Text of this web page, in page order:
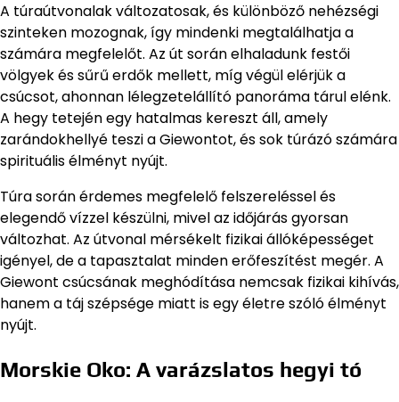
A túraútvonalak változatosak, és különböző nehézségi
szinteken mozognak, így mindenki megtalálhatja a
számára megfelelőt. Az út során elhaladunk festői
völgyek és sűrű erdők mellett, míg végül elérjük a
csúcsot, ahonnan lélegzetelállító panoráma tárul elénk.
A hegy tetején egy hatalmas kereszt áll, amely
zarándokhellyé teszi a Giewontot, és sok túrázó számára
spirituális élményt nyújt.
Túra során érdemes megfelelő felszereléssel és
elegendő vízzel készülni, mivel az időjárás gyorsan
változhat. Az útvonal mérsékelt fizikai állóképességet
igényel, de a tapasztalat minden erőfeszítést megér. A
Giewont csúcsának meghódítása nemcsak fizikai kihívás,
hanem a táj szépsége miatt is egy életre szóló élményt
nyújt.
Morskie Oko: A varázslatos hegyi tó